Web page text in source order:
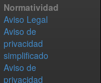
Normatividad
Aviso Legal
Aviso de
privacidad
simplificado
Aviso de
privacidad